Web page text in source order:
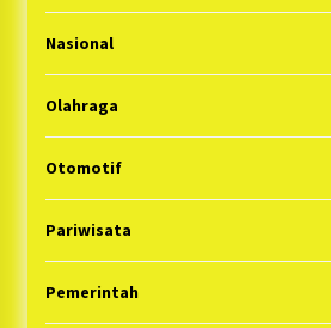
Nasional
Olahraga
Otomotif
Pariwisata
Pemerintah